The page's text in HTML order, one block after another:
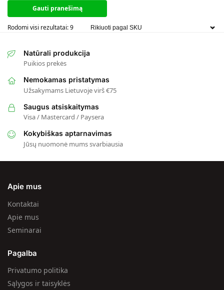
Gauti pranešimą
Rodomi visi rezultatai: 9
Natūrali produkcija
Puikios prekės
Nemokamas pristatymas
Užsakymams Lietuvoje virš €75
Saugus atsiskaitymas
Visa / Mastercard / Paysera
Kokybiškas aptarnavimas
Jūsų nuomonė mums svarbiausia
Apie mus
Kontaktai
Apie mus
Seminarai
Pagalba
Privatumo politika
Sąlygos ir taisyklės